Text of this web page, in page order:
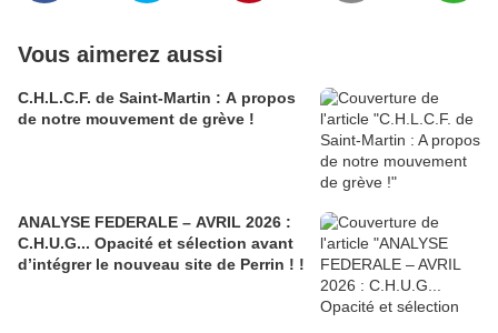
Vous aimerez aussi
C.H.L.C.F. de Saint-Martin : A propos
de notre mouvement de grève !
ANALYSE FEDERALE – AVRIL 2026 :
C.H.U.G... Opacité et sélection avant
d’intégrer le nouveau site de Perrin ! !